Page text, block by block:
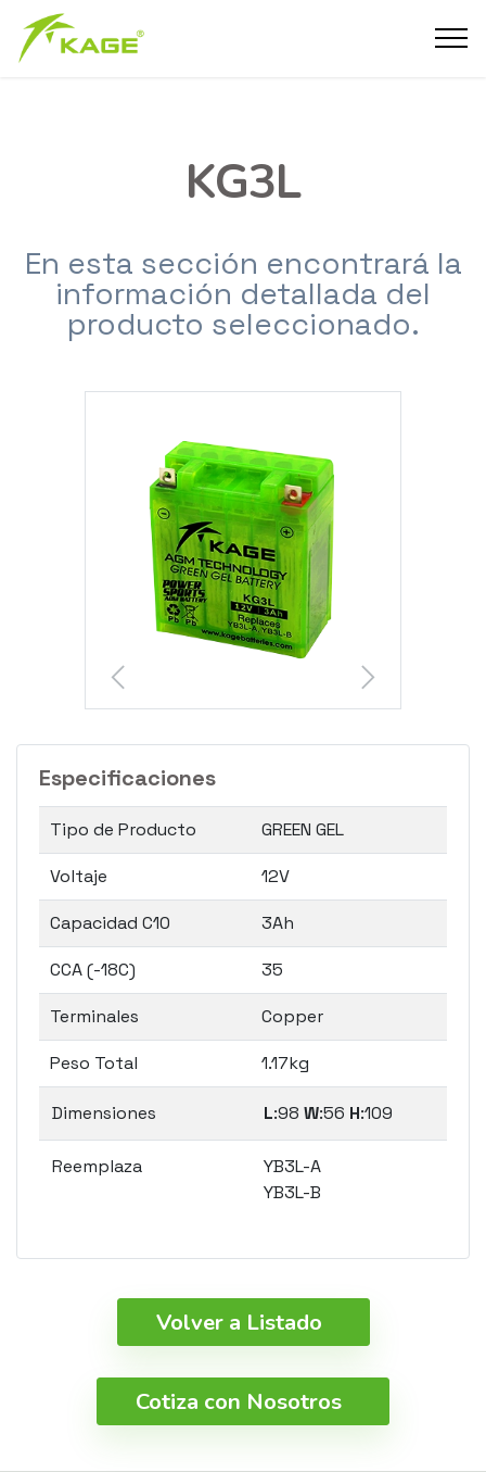
KG3L
En esta sección encontrará la
información detallada del
producto seleccionado.
Especificaciones
Tipo de Producto GREEN GEL
Voltaje 12V
Capacidad C10 3Ah
CCA (-18C) 35
Terminales Copper
Peso Total 1.17kg
Dimensiones L:98 W:56 H:109
Reemplaza
YB3L-A
YB3L-B
Volver a Listado
Cotiza con Nosotros